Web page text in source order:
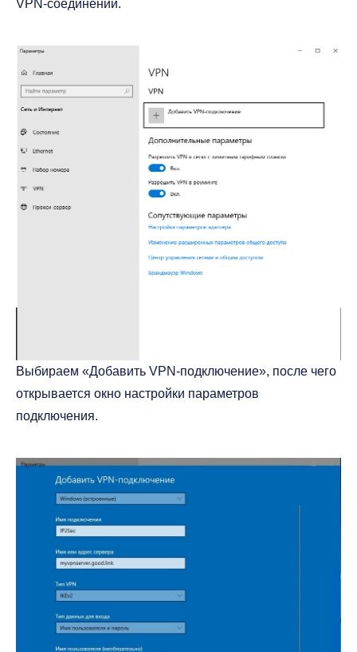
VPN-соединений.
Выбираем «Добавить VPN-подключение», после чего
открывается окно настройки параметров
подключения.